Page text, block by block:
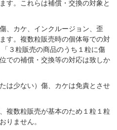
す。これらは補償・交換の対象と
、カケ、インクルージョン、歪
す。複数粒販売時の個体毎での対
３粒販売の商品のうち１粒に傷
での補償・交換等の対応は致しか
は少ない）傷、カケは免責とさせ
複数粒販売が基本のため１粒１粒
りません。